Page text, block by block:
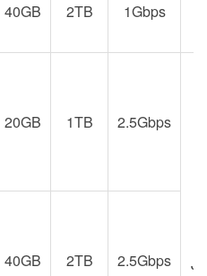
40GB 2TB 1Gbps
20GB 1TB 2.5Gbps
40GB 2TB 2.5Gbps